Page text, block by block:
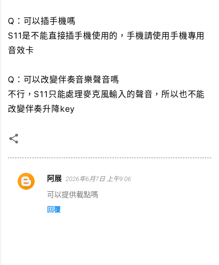
Q：可以插手機嗎
S11是不能直接插手機使用的，手機請使用手機專用
音效卡
Q：可以改變伴奏音樂聲音嗎
不行，S11只能處理麥克風輸入的聲音，所以也不能
改變伴奏升降key
留
阿展 2026年6月7日 上午9:06
可以提供載點嗎
回覆